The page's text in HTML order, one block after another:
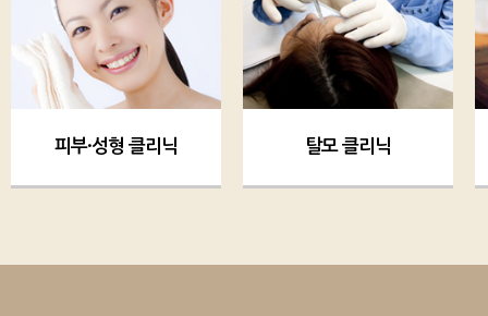
피부·성형 클리닉 탈모 클리닉